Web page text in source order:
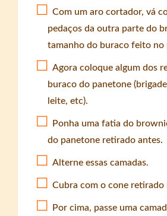
Com um aro cortador, vá
pedaços da outra parte do
tamanho do buraco feito no
Agora coloque algum dos
buraco do panetone
leite, etc).
Ponha uma fatia do
do panetone retirado antes.
Alterne essas camadas.
Cubra com o cone retirado
Por cima, passe uma